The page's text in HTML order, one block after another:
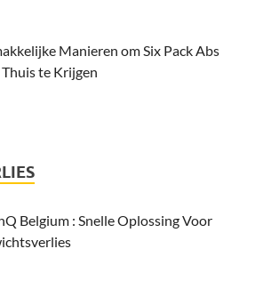
Manieren om Six Pack Abs
Thuis te Krijgen
Belgium : Snelle Oplossing Voor